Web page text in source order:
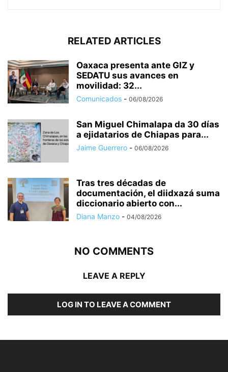
RELATED ARTICLES
Oaxaca presenta ante GIZ y
SEDATU sus avances en
movilidad: 32...
Comunicados - 06/08/2026
San Miguel Chimalapa da 30 días
a ejidatarios de Chiapas para...
Jaime Guerrero - 06/08/2026
Tras tres décadas de
documentación, el diidxazá suma
diccionario abierto con...
Diana Manzo - 04/08/2026
NO COMMENTS
LEAVE A REPLY
LOG IN TO LEAVE A COMMENT